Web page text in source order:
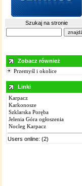
Szukaj na stronie
Zobacz również
Przemyśl i okolice
Linki
Karpacz
Karkonosze
Szklarska Poręba
Jelenia Góra ogłoszenia
Nocleg Karpacz
Users online: (2)